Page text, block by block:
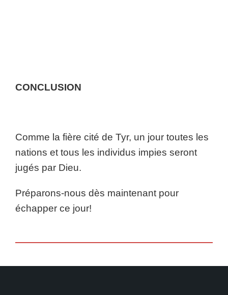
CONCLUSION
Comme la fière cité de Tyr, un jour toutes les
nations et tous les individus impies seront
jugés par Dieu.
Préparons-nous dès maintenant pour
échapper ce jour!